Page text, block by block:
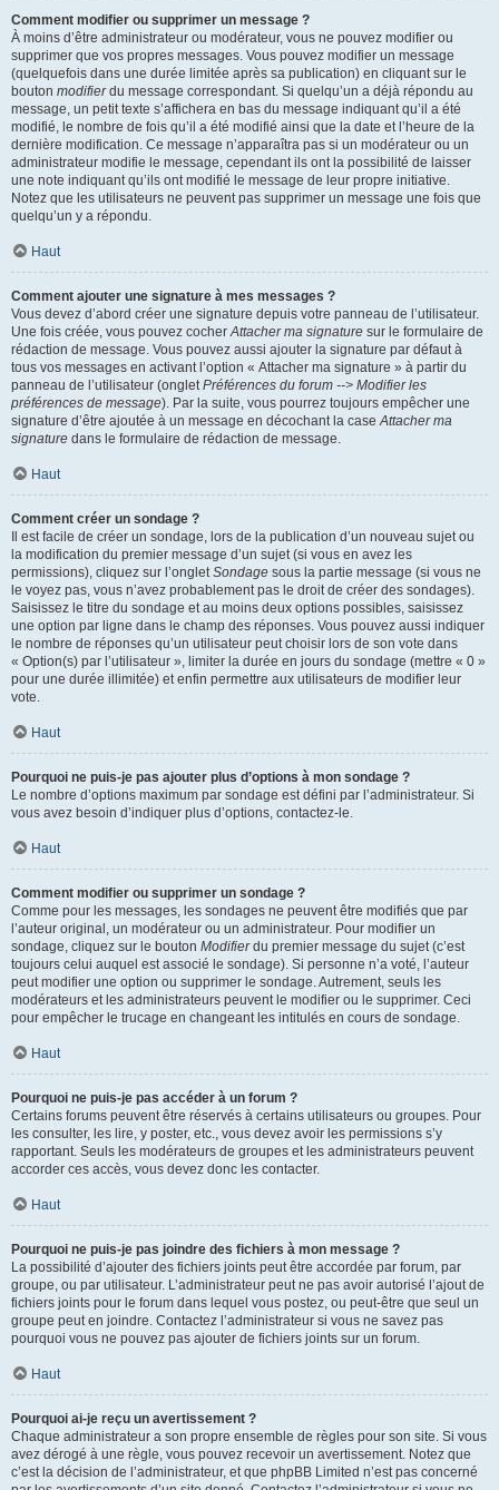
Comment modifier ou supprimer un message ?
À moins d’être administrateur ou modérateur, vous ne pouvez modifier ou
supprimer que vos propres messages. Vous pouvez modifier un message
(quelquefois dans une durée limitée après sa publication) en cliquant sur le
bouton modifierdu message correspondant. Si quelqu’un a déjà répondu au
message, un petit texte s’affichera en bas du message indiquant qu’il a été
modifié, le nombre de fois qu’il a été modifié ainsi que la date et l’heure de la
dernière modification. Ce message n’apparaîtra pas si un modérateur ou un
administrateur modifie le message, cependant ils ont la possibilité de laisser
une note indiquant qu’ils ont modifié le message de leur propre initiative.
Notez que les utilisateurs ne peuvent pas supprimer un message une fois que
quelqu’un y a répondu.
Haut
Comment ajouter une signature à mes messages ?
Vous devez d’abord créer une signature depuis votre panneau de l’utilisateur.
Une fois créée, vous pouvez cocherAttacher ma signature sur le formulaire de
rédaction de message. Vous pouvez aussi ajouter la signature par défaut à
tous vos messages en activant l’option « Attacher ma signature » à partir du
panneau de l’utilisateur (ongletPréférences du forum --> Modifier les
préférences de message). Par la suite, vous pourrez toujours empêcher une
signature d’être ajoutée à un message en décochant la caseAttacher ma
signature dans le formulaire de rédaction de message.
Haut
Comment créer un sondage ?
Il est facile de créer un sondage, lors de la publication d’un nouveau sujet ou
la modification du premier message d’un sujet (si vous en avez les
permissions), cliquez sur l’ongletSondage sous la partie message (si vous ne
le voyez pas, vous n’avez probablement pas le droit de créer des sondages).
Saisissez le titre du sondage et au moins deux options possibles, saisissez
une option par ligne dans le champ des réponses. Vous pouvez aussi indiquer
le nombre de réponses qu’un utilisateur peut choisir lors de son vote dans
« Option(s) par l’utilisateur », limiter la durée en jours du sondage (mettre « 0 »
pour une durée illimitée) et enfin permettre aux utilisateurs de modifier leur
vote.
Haut
Pourquoi ne puis-je pas ajouter plus d’options à mon sondage ?
Le nombre d’options maximum par sondage est défini par l’administrateur. Si
vous avez besoin d’indiquer plus d’options, contactez-le.
Haut
Comment modifier ou supprimer un sondage ?
Comme pour les messages, les sondages ne peuvent être modifiés que par
l’auteur original, un modérateur ou un administrateur. Pour modifier un
sondage, cliquez sur le bouton Modifierdu premier message du sujet (c’est
toujours celui auquel est associé le sondage). Si personne n’a voté, l’auteur
peut modifier une option ou supprimer le sondage. Autrement, seuls les
modérateurs et les administrateurs peuvent le modifier ou le supprimer. Ceci
pour empêcher le trucage en changeant les intitulés en cours de sondage.
Haut
Pourquoi ne puis-je pas accéder à un forum ?
Certains forums peuvent être réservés à certains utilisateurs ou groupes. Pour
les consulter, les lire, y poster, etc., vous devez avoir les permissions s’y
rapportant. Seuls les modérateurs de groupes et les administrateurs peuvent
accorder ces accès, vous devez donc les contacter.
Haut
Pourquoi ne puis-je pas joindre des fichiers à mon message ?
La possibilité d’ajouter des fichiers joints peut être accordée par forum, par
groupe, ou par utilisateur. L’administrateur peut ne pas avoir autorisé l’ajout de
fichiers joints pour le forum dans lequel vous postez, ou peut-être que seul un
groupe peut en joindre. Contactez l’administrateur si vous ne savez pas
pourquoi vous ne pouvez pas ajouter de fichiers joints sur un forum.
Haut
Pourquoi ai-je reçu un avertissement ?
Chaque administrateur a son propre ensemble de règles pour son site. Si vous
avez dérogé à une règle, vous pouvez recevoir un avertissement. Notez que
c’est la décision de l’administrateur, et que phpBB Limited n’est pas concerné